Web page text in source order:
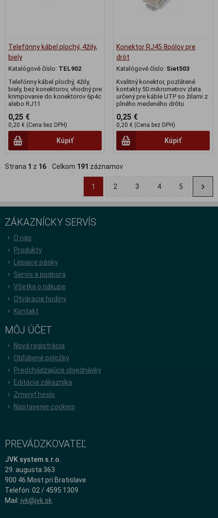
Telefónny kábel plochý, 4žily,
biely
Katalógové číslo: TEL902
Telefónny kábel plochý, 4žily,
biely, bez konektorov, vhodný pre
krimpovanie do konektorov 6p4c
alebo RJ11
0,25 €
0,20 € (Cena bez DPH)
Kúpiť
Konektor RJ45 8pólov pre
drôt
Katalógové číslo: Siet503
Kvalitný konektor, pozlátené
kontakty 50 mikrometrov zlata
určený pre káble UTP so žilami z
plného medeného drôtu.
0,25 €
0,20 € (Cena bez DPH)
Kúpiť
Strana 1 z 16 Celkom 191 záznamov
1 2 3 4 5
ZÁKAZNÍCKY SERVÍS
O nás
Produkty
Lepiace pásky
Servis a podpora
Všetko o nákupe
Otváracie hodiny
Kontakt
MÔJ ÚČET
Nová registrácia
Obľúbené položky
Predchádzajúce objednávky
Editácia zákazníka
Zmeniť heslo
Nastavenie cookies
PREVÁDZKOVATEĽ
JVK system s.r.o.
29. augusta 363
900 46 Most pri Bratislave
Telefón: 02 / 4595 1309
Mail: jvk@jvk.sk